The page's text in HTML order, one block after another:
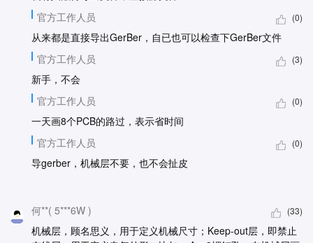
官方工作人员
(0)
从来都是直接导出GerBer，自已也可以检查下GerBer文件
官方工作人员
(3)
新手，不会
官方工作人员
(0)
一天画8个PCB的路过，表示省时间
官方工作人员
(0)
导gerber，机械层不要，也不会扯皮
何**( 5***6W ) (33)
机械层，顾名思义，用于定义机械尺寸；Keep-out层，即禁止